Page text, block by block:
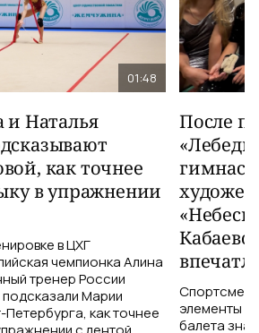
01:48
и Наталья
как точнее
в упражнении
в ЦХГ
чемпионка Алина
тренер России
Марии
как точнее
После
элементы
балета